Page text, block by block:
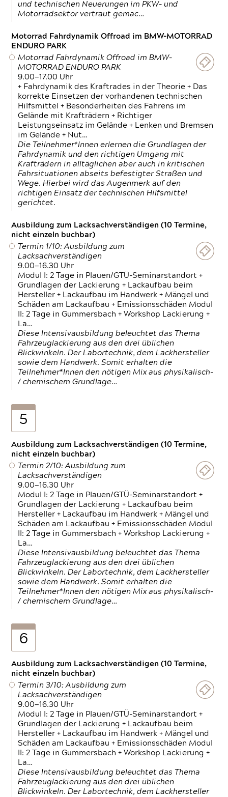
und technischen Neuerungen im PKW- und
Motorradsektor vertraut gemac…
Motorrad Fahrdynamik Offroad im BMW-MOTORRAD
ENDURO PARK
Motorrad Fahrdynamik Offroad im BMW-
MOTORRAD ENDURO PARK
9.00—17.00 Uhr
+ Fahrdynamik des Kraftrades in der Theorie + Das
korrekte Einsetzen der vorhandenen technischen
Hilfsmittel + Besonderheiten des Fahrens im
Gelände mit Krafträdern + Richtiger
Leistungseinsatz im Gelände + Lenken und Bremsen
im Gelände + Nut…
Die Teilnehmer*Innen erlernen die Grundlagen der
Fahrdynamik und den richtigen Umgang mit
Krafträdern in alltäglichen aber auch in kritischen
Fahrsituationen abseits befestigter Straßen und
Wege. Hierbei wird das Augenmerk auf den
richtigen Einsatz der technischen Hilfsmittel
gerichtet.
Ausbildung zum Lacksachverständigen (10 Termine,
nicht einzeln buchbar)
Termin 1/10: Ausbildung zum
Lacksachverständigen
9.00—16.30 Uhr
Modul I: 2 Tage in Plauen/GTÜ-Seminarstandort +
Grundlagen der Lackierung + Lackaufbau beim
Hersteller + Lackaufbau im Handwerk + Mängel und
Schäden am Lackaufbau + Emissionsschäden Modul
II: 2 Tage in Gummersbach + Workshop Lackierung +
La…
Diese Intensivausbildung beleuchtet das Thema
Fahrzeuglackierung aus den drei üblichen
Blickwinkeln. Der Labortechnik, dem Lackhersteller
sowie dem Handwerk. Somit erhalten die
Teilnehmer*Innen den nötigen Mix aus physikalisch-
/ chemischem Grundlage…
5
Ausbildung zum Lacksachverständigen (10 Termine,
nicht einzeln buchbar)
Termin 2/10: Ausbildung zum
Lacksachverständigen
9.00—16.30 Uhr
Modul I: 2 Tage in Plauen/GTÜ-Seminarstandort +
Grundlagen der Lackierung + Lackaufbau beim
Hersteller + Lackaufbau im Handwerk + Mängel und
Schäden am Lackaufbau + Emissionsschäden Modul
II: 2 Tage in Gummersbach + Workshop Lackierung +
La…
Diese Intensivausbildung beleuchtet das Thema
Fahrzeuglackierung aus den drei üblichen
Blickwinkeln. Der Labortechnik, dem Lackhersteller
sowie dem Handwerk. Somit erhalten die
Teilnehmer*Innen den nötigen Mix aus physikalisch-
/ chemischem Grundlage…
6
Ausbildung zum Lacksachverständigen (10 Termine,
nicht einzeln buchbar)
Termin 3/10: Ausbildung zum
Lacksachverständigen
9.00—16.30 Uhr
Modul I: 2 Tage in Plauen/GTÜ-Seminarstandort +
Grundlagen der Lackierung + Lackaufbau beim
Hersteller + Lackaufbau im Handwerk + Mängel und
Schäden am Lackaufbau + Emissionsschäden Modul
II: 2 Tage in Gummersbach + Workshop Lackierung +
La…
Diese Intensivausbildung beleuchtet das Thema
Fahrzeuglackierung aus den drei üblichen
Blickwinkeln. Der Labortechnik, dem Lackhersteller